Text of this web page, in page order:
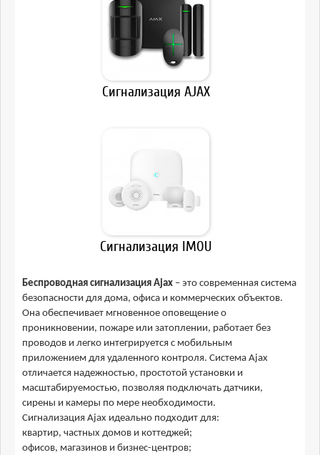
Сигнализация AJAX
Сигнализация IMOU
Беспроводная сигнализация Ajax – это современная система
безопасности для дома, офиса и коммерческих объектов.
Она обеспечивает мгновенное оповещение о
проникновении, пожаре или затоплении, работает без
проводов и легко интегрируется с мобильным
приложением для удаленного контроля. Система Ajax
отличается надежностью, простотой установки и
масштабируемостью, позволяя подключать датчики,
сирены и камеры по мере необходимости.
Сигнализация Ajax идеально подходит для:
квартир, частных домов и коттеджей;
офисов, магазинов и бизнес-центров;